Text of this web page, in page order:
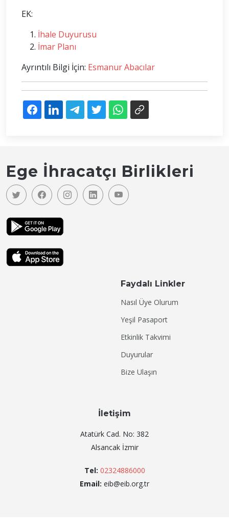
EK:
İhale Duyurusu
İmar Planı
Ayrıntılı Bilgi İçin: Esmanur Abacılar
Ege İhracatçı Birlikleri
Faydalı Linkler
Nasıl Üye Olurum
Yeşil Pasaport
Etkinlik Takvimi
Duyurular
Bize Ulaşın
İletişim
Atatürk Cad. No: 382
Alsancak İzmir
Tel: 02324886000
Email: eib@eib.org.tr